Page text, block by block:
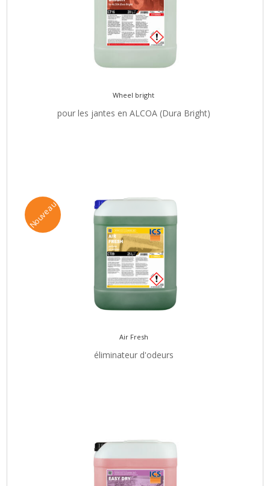
Wheel bright
pour les jantes en ALCOA (Dura Bright)
Nouveau
Air Fresh
éliminateur d'odeurs